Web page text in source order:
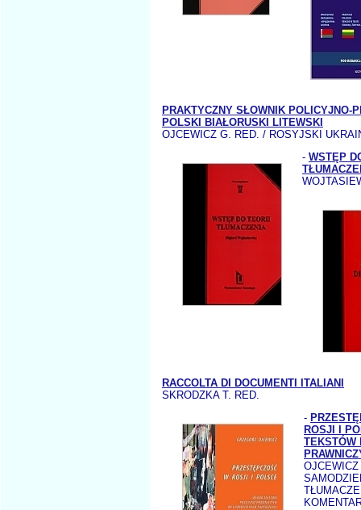
PRAKTYCZNY SŁOWNIK POLICYJNO-
POLSKI BIAŁORUSKI LITEWSKI
OJCEWICZ G. RED. / ROSYJSKI
- WSTĘP
RACCOLTA DI DOCUMENTI ITALIANI
SKRODZKA T. RED.
-
ROSJI I
TEKSTÓW